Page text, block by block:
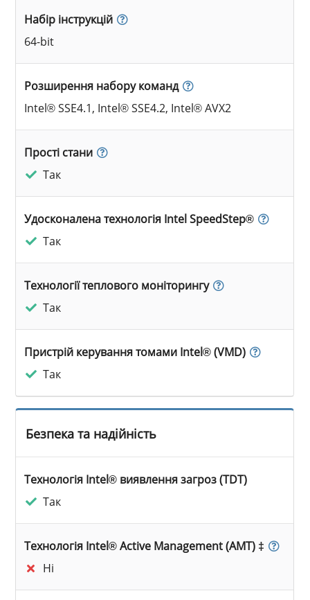
Набір інструкцій
64-bit
Розширення набору команд
Intel® SSE4.1, Intel® SSE4.2, Intel® AVX2
Прості стани
Так
Удосконалена технологія Intel SpeedStep®
Так
Технології теплового моніторингу
Так
Пристрій керування томами Intel® (VMD)
Так
Безпека та надійність
Технологія Intel® виявлення загроз (TDT)
Так
Технологія Intel® Active Management (AMT) ‡
Ні